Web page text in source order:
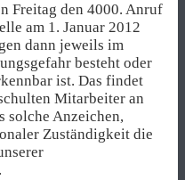
Freitag den 4000. Anruf
am 1. Januar 2012
dann jeweils im
besteht oder
ist. Das findet
Mitarbeiter an
solche Anzeichen,
Zuständigkeit die